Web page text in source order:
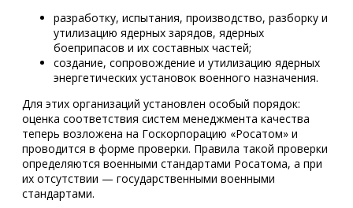
разработку, испытания, производство, разборку и
утилизацию ядерных зарядов, ядерных
боеприпасов и их составных частей;
создание, сопровождение и утилизацию ядерных
энергетических установок военного назначения.
Для этих организаций установлен особый порядок:
оценка соответствия систем менеджмента качества
теперь возложена на Госкорпорацию «Росатом» и
проводится в форме проверки. Правила такой проверки
определяются военными стандартами Росатома, а при
их отсутствии — государственными военными
стандартами.